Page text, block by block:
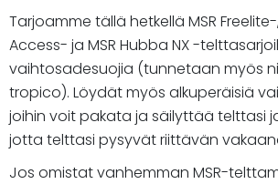
Tarjoamme tällä hetkellä MSR Freelite-,
Access- ja MSR Hubba NX -
vaihtosadesuojia (tunnetaan myös
tropico). Löydät myös alkuperäisiä
joihin voit pakata ja säilyttää telttasi
jotta telttasi pysyvät riittävän
Jos omistat vanhemman MSR-